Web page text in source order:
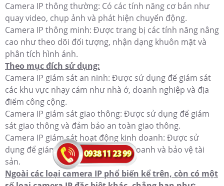
Camera IP thông thường: Có các tính năng cơ bản như
quay video, chụp ảnh và phát hiện chuyển động.
Camera IP thông minh: Được trang bị các tính năng nâng
cao như theo dõi đối tượng, nhận dạng khuôn mặt và
phân tích hình ảnh.
Theo mục đích sử dụng:
Camera IP giám sát an ninh: Được sử dụng để giám sát
các khu vực nhạy cảm như nhà ở, doanh nghiệp và địa
điểm công cộng.
Camera IP giám sát giao thông: Được sử dụng để giám
sát giao thông và đảm bảo an toàn giao thông.
Camera IP giám sát hoạt động kinh doanh: Được sử
dụng để giám sát hoạt động kinh doanh và bảo vệ tài
sản.
Ngoài các loại camera IP phổ biến kể trên, còn có một